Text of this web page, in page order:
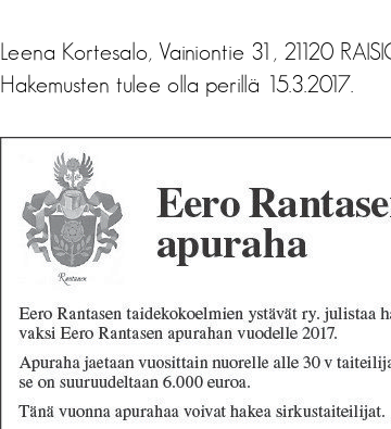
Leena Kortesalo, Vainiontie 31, 21120
Hakemusten tulee olla perillä 15.3.2017.